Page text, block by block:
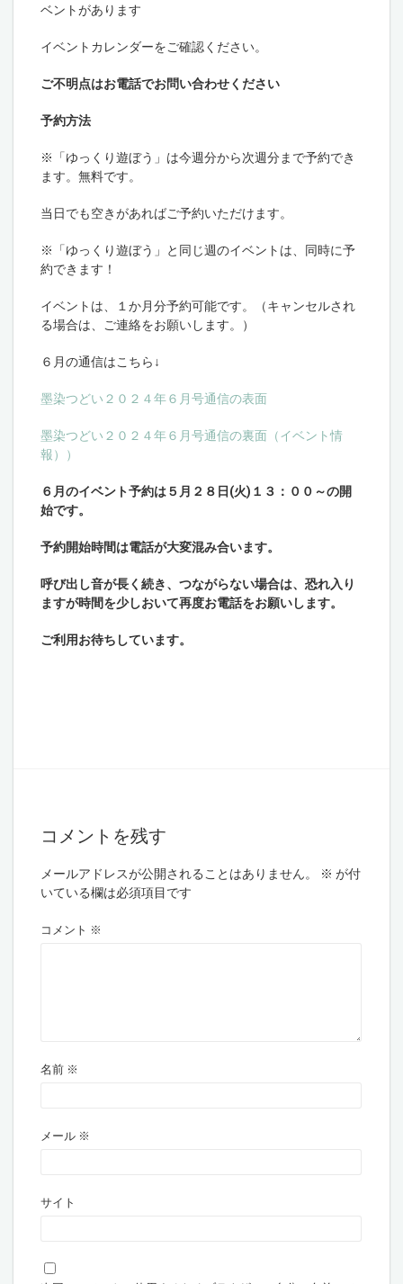
ベントがあります
イベントカレンダーをご確認ください。
ご不明点はお電話でお問い合わせください
予約方法
※「ゆっくり遊ぼう」は今週分から次週分まで予約でき
ます。無料です。
当日でも空きがあればご予約いただけます。
※「ゆっくり遊ぼう」と同じ週のイベントは、同時に予
約できます！
イベントは、１か月分予約可能です。（キャンセルされ
る場合は、ご連絡をお願いします。）
６月の通信はこちら↓
墨染つどい２０２４年６月号通信の表面
墨染つどい２０２４年６月号通信の裏面（イベント情
報）
）
６月のイベント予約は５月２８日(火)１３：００～の開
始です。
予約開始時間は電話が大変混み合います。
呼び出し音が長く続き、つながらない場合は、恐れ入り
ますが時間を少しおいて再度お電話をお願いします。
ご利用お待ちしています。
コメントを残す
メールアドレスが公開されることはありません。 ※ が付
いている欄は必須項目です
コメント ※
名前 ※
メール ※
サイト